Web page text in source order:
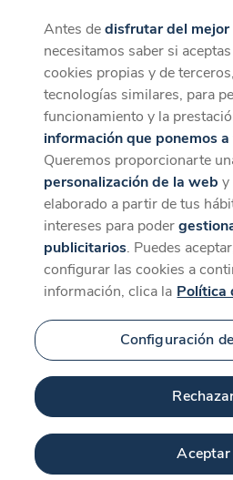
La mejor experiencia
Antes dedisfrutar del
necesitamos saber si
cookies propias y de
tecnologías similares, para
funcionamiento y la
información que ponemos
Queremos proporcionarte
personalización de la web y
elaborado a partir de tus
intereses para poder
publicitarios. Puedes
configurar las cookies a
información, clica la Política
Configuración
Aceptar